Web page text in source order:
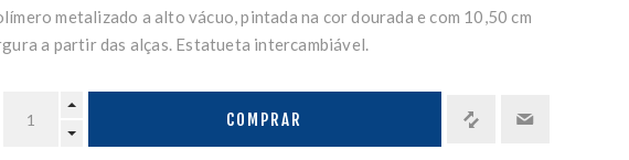
metalizado a alto vácuo, pintada na cor dourada e com 10,50 cm
a partir das alças. Estatueta intercambiável.
COMPRAR